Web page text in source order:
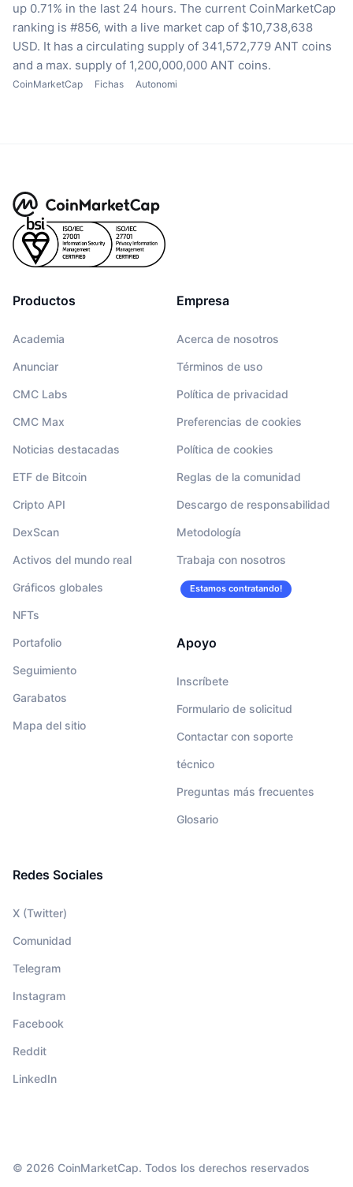
up 0.71% in the last 24 hours. The current CoinMarketCap
ranking is #856, with a live market cap of $10,738,638
USD. It has a circulating supply of 341,572,779 ANT coins
and a max. supply of 1,200,000,000 ANT coins.
CoinMarketCap Fichas Autonomi
Productos
Academia
Anunciar
CMC Labs
CMC Max
Noticias destacadas
ETF de Bitcoin
Cripto API
DexScan
Activos del mundo real
Gráficos globales
NFTs
Portafolio
Seguimiento
Garabatos
Mapa del sitio
Empresa
Acerca de nosotros
Términos de uso
Política de privacidad
Preferencias de cookies
Política de cookies
Reglas de la comunidad
Descargo de responsabilidad
Metodología
Trabaja con nosotros
Estamos contratando!
Apoyo
Inscríbete
Formulario de solicitud
Contactar con soporte
técnico
Preguntas más frecuentes
Glosario
Redes Sociales
X (Twitter)
Comunidad
Telegram
Instagram
Facebook
Reddit
LinkedIn
© 2026 CoinMarketCap. Todos los derechos reservados